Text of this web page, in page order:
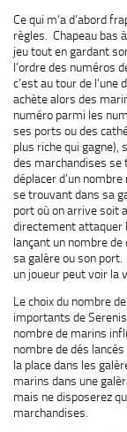
Ce qui m’a d’abord
règles. Chapeau bas
jeu tout en gardant
l’ordre des numéros
c’est au tour de
achète alors des
numéro parmi les
ses ports ou des
plus riche qui gagne),
des marchandises se
déplacer d’un
se trouvant dans sa
port où on arrive soit
directement attaquer
lançant un nombre
sa galère ou son port.
un joueur peut voir la
Le choix du nombre
importants de
nombre de marins
nombre de dés
la place dans les
marins dans une
mais ne disposerez
marchandises.